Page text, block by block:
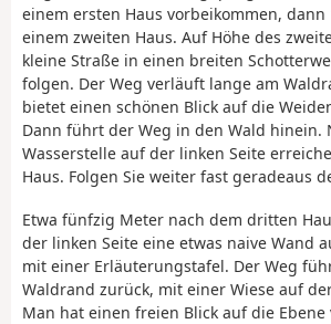
einem ersten Haus vorbeikommen, dann
einem zweiten Haus. Auf Höhe des
kleine Straße in einen breiten
folgen. Der Weg verläuft lange am
bietet einen schönen Blick auf die
Dann führt der Weg in den Wald hinein.
Wasserstelle auf der linken Seite
Haus. Folgen Sie weiter fast geradeaus
Etwa fünfzig Meter nach dem dritten
der linken Seite eine etwas naive Wand
mit einer Erläuterungstafel. Der Weg
Waldrand zurück, mit einer Wiese auf
Man hat einen freien Blick auf die Ebene